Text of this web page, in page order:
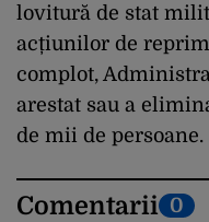
lovitură de stat
acțiunilor de
complot,
arestat sau a
de mii de persoane.
Comentarii 0